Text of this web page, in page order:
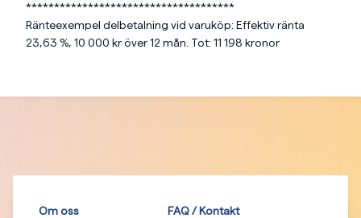
*************************************
Ränteexempel delbetalning vid varuköp: Effektiv ränta
23,63 %, 10 000 kr över 12 mån. Tot: 11 198 kronor
Om oss FAQ / Kontakt